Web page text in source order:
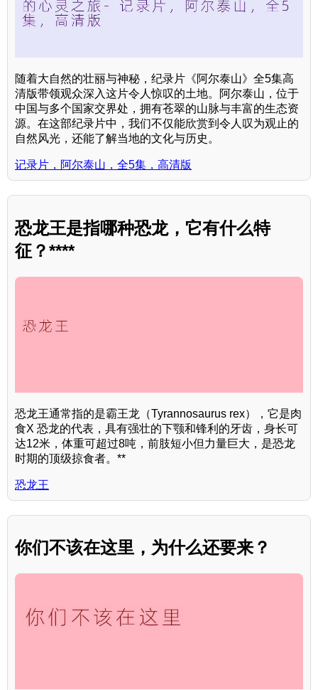
随着大自然的壮丽与神秘，纪录片《阿尔泰山》全5集高
清版带领观众深入这片令人惊叹的土地。阿尔泰山，位于
中国与多个国家交界处，拥有苍翠的山脉与丰富的生态资
源。在这部纪录片中，我们不仅能欣赏到令人叹为观止的
自然风光，还能了解当地的文化与历史。
记录片，阿尔泰山，全5集，高清版
恐龙王是指哪种恐龙，它有什么特
征？****
恐龙王通常指的是霸王龙（Tyrannosaurus rex），它是肉
食X 恐龙的代表，具有强壮的下颚和锋利的牙齿，身长可
达12米，体重可超过8吨，前肢短小但力量巨大，是恐龙
时期的顶级掠食者。**
恐龙王
你们不该在这里，为什么还要来？